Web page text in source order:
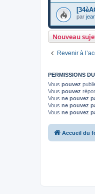
par
Nouveau
Revenir à
PERMISSIONS
Vous pouvez
Vous pouvez
Vous ne pouvez
Vous ne pouvez
Vous ne pouvez
Accueil du